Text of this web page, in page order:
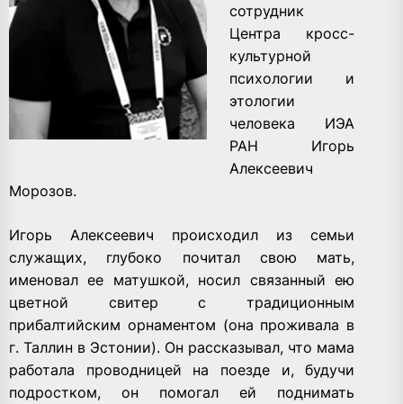
сотрудник
Центра кросс-
культурной
психологии и
этологии
человека ИЭА
РАН Игорь
Алексеевич
Морозов.
Игорь Алексеевич происходил из семьи
служащих, глубоко почитал свою мать,
именовал ее матушкой, носил связанный ею
цветной свитер с традиционным
прибалтийским орнаментом (она проживала в
г. Таллин в Эстонии). Он рассказывал, что мама
работала проводницей на поезде и, будучи
подростком, он помогал ей поднимать